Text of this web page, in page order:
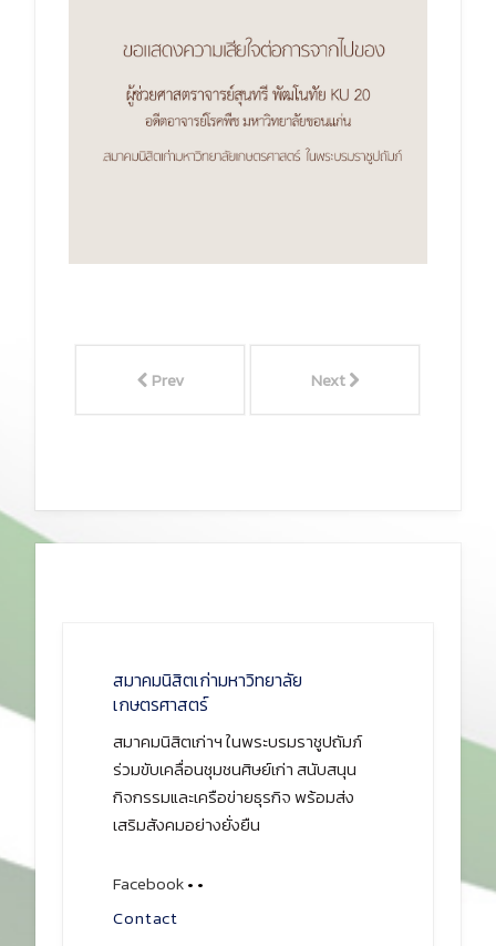
Prev Next
สมาคมนิสิตเก่ามหาวิทยาลัย
เกษตรศาสตร์
สมาคมนิสิตเก่าฯ ในพระบรมราชูปถัมภ์
ร่วมขับเคลื่อนชุมชนศิษย์เก่า สนับสนุน
กิจกรรมและเครือข่ายธุรกิจ พร้อมส่ง
เสริมสังคมอย่างยั่งยืน
Facebook• •
Contact